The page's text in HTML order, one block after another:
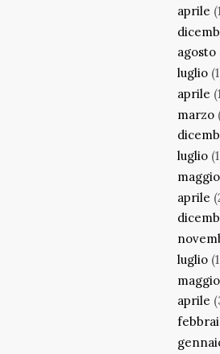
aprile
agosto
luglio
aprile
marzo
luglio
maggio
aprile
luglio
maggio
aprile